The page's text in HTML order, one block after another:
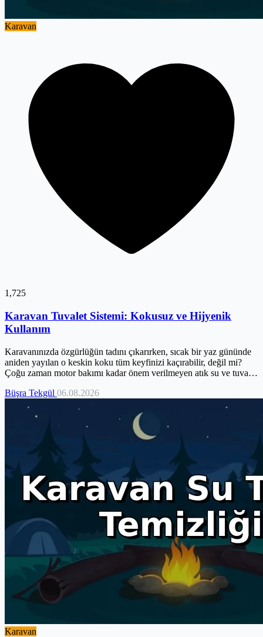
Karavan
1,725
Karavan Tuvalet Sistemi: Kokusuz ve Hijyenik
Kullanım
Karavanınızda özgürlüğün tadını çıkarırken, sıcak bir yaz gününde
aniden yayılan o keskin koku tüm keyfinizi kaçırabilir, değil mi?
Çoğu zaman motor bakımı kadar önem verilmeyen atık su ve tuvalet
etkileyen kritik bir detaydır. Yanlış yönetim, sadece kötü kokulara
değil, bakteri ve tıkanıklıklara da yol açabilir. Endişelenmeyin, bu
rehber tam da bu sorunları kökten çözmek için hazırlandı. Kokusuz,
hijyenik ve çevreye duyarlı bir karavan deneyimi için ihtiyacınız
olan tüm bilgileri burada bulacaksınız.
Büşra Tekgül 06.08.2026
Karavan